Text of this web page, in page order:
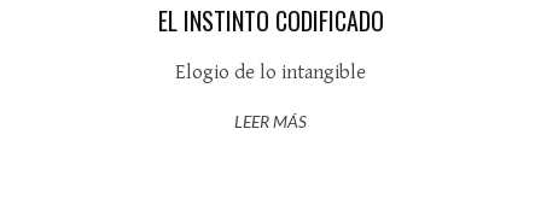
EL INSTINTO CODIFICADO
Elogio de lo intangible
LEER MÁS